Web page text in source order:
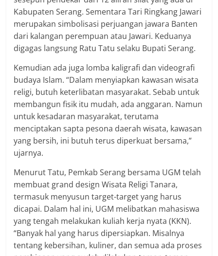
Kabupaten Serang. Sementara Tari Ringkang Jawari
merupakan simbolisasi perjuangan jawara Banten
dari kalangan perempuan atau Jawari. Keduanya
digagas langsung Ratu Tatu selaku Bupati Serang.
Kemudian ada juga lomba kaligrafi dan videografi
budaya Islam. “Dalam menyiapkan kawasan wisata
religi, butuh keterlibatan masyarakat. Sebab untuk
membangun fisik itu mudah, ada anggaran. Namun
untuk kesadaran masyarakat, terutama
menciptakan sapta pesona daerah wisata, kawasan
yang bersih, ini butuh terus diperkuat bersama,”
ujarnya.
Menurut Tatu, Pemkab Serang bersama UGM telah
membuat grand design Wisata Religi Tanara,
termasuk menyusun target-target yang harus
dicapai. Dalam hal ini, UGM melibatkan mahasiswa
yang tengah melakukan kuliah kerja nyata (KKN).
“Banyak hal yang harus dipersiapkan. Misalnya
tentang kebersihan, kuliner, dan semua ada proses